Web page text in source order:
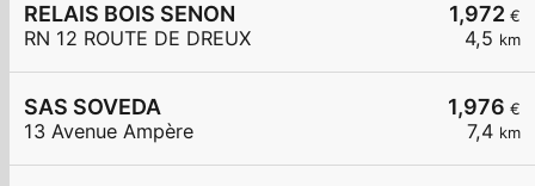
1,972 €
4,5 km
RELAIS BOIS SENON
RN 12 ROUTE DE DREUX
1,976 €
7,4 km
SAS SOVEDA
13 Avenue Ampère